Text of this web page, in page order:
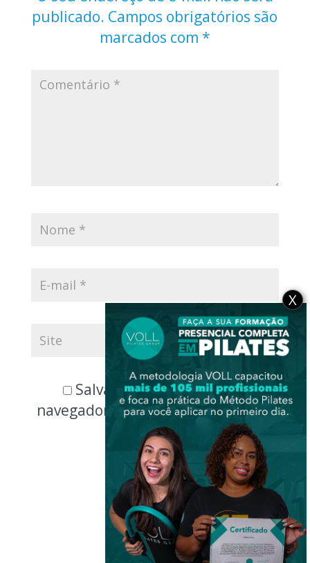
publicado. Campos obrigatórios são
marcados com *
Salvar meus dados neste
navegador para a próxima vez que
eu comentar.
X